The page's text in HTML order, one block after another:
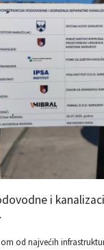
i
od najvećih